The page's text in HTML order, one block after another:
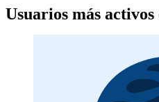
Usuarios más